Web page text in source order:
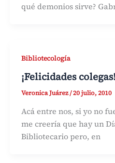
qué demonios sirve?
Bibliotecología
¡Felicidades colegas!
Veronica Juárez/20 julio, 2010
Acá entre nos, si yo no
me creería que hay un
Bibliotecario pero, en